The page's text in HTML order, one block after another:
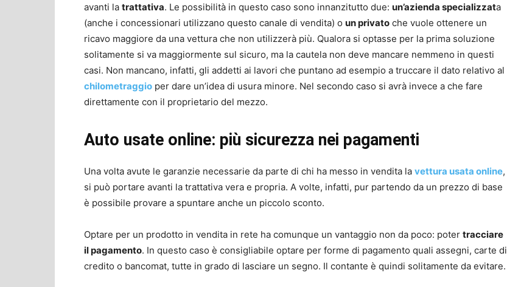
avanti la trattativa. Le possibilità in questo caso sono innanzitutto due: un’azienda specializzata
(anche i concessionari utilizzano questo canale di vendita) o un privato che vuole ottenere un
ricavo maggiore da una vettura che non utilizzerà più. Qualora si optasse per la prima soluzione
solitamente si va maggiormente sul sicuro, ma la cautela non deve mancare nemmeno in questi
casi. Non mancano, infatti, gli addetti ai lavori che puntano ad esempio a truccare il dato relativo al
chilometraggio per dare un’idea di usura minore. Nel secondo caso si avrà invece a che fare
direttamente con il proprietario del mezzo.
Auto usate online: più sicurezza nei pagamenti
Una volta avute le garanzie necessarie da parte di chi ha messo in vendita la vettura usata online,
si può portare avanti la trattativa vera e propria. A volte, infatti, pur partendo da un prezzo di base
è possibile provare a spuntare anche un piccolo sconto.
Optare per un prodotto in vendita in rete ha comunque un vantaggio non da poco: poter tracciare
il pagamento. In questo caso è consigliabile optare per forme di pagamento quali assegni, carte di
credito o bancomat, tutte in grado di lasciare un segno. Il contante è quindi solitamente da evitare.